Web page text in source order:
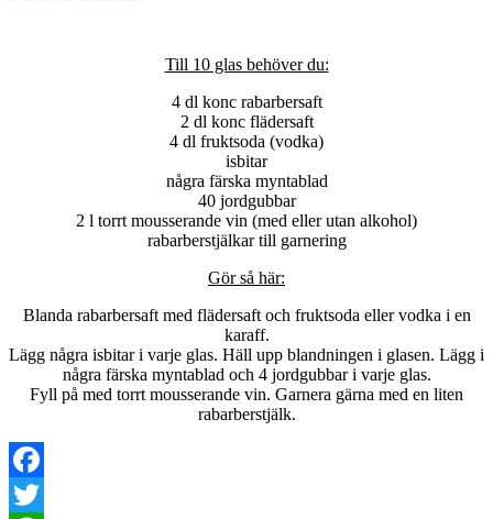
Till 10 glas behöver du:
4 dl konc rabarbersaft
2 dl konc flädersaft
4 dl fruktsoda (vodka)
isbitar
några färska myntablad
40 jordgubbar
2 l torrt mousserande vin (med eller utan alkohol)
rabarberstjälkar till garnering
Gör så här:
Blanda rabarbersaft med flädersaft och fruktsoda eller vodka i en
karaff.
Lägg några isbitar i varje glas. Häll upp blandningen i glasen. Lägg i
några färska myntablad och 4 jordgubbar i varje glas.
Fyll på med torrt mousserande vin. Garnera gärna med en liten
rabarberstjälk.
Facebook